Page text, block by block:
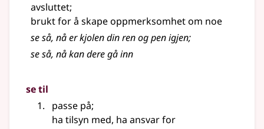
avsluttet;
brukt for å skape oppmerksomhet om noe
se så, nå er kjolen din ren og pen igjen;
se så, nå kan dere gå inn
se til
passe på;
ha tilsyn med, ha ansvar for